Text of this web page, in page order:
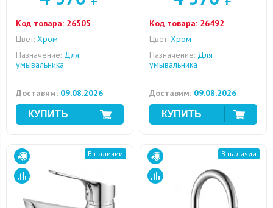
Код товара: 26505
Цвет: Хром
Назначение: Для
умывальника
Доставим: 09.08.2026
Код товара: 26492
Цвет: Хром
Назначение: Для
умывальника
Доставим: 09.08.2026
В наличии В наличии